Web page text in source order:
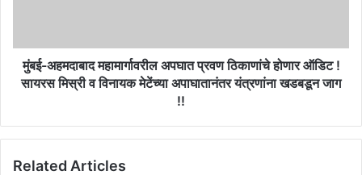
!
सायरस
मिस्री
मेटेंच्या
यंत्रणांना
मुंबई-अहमदाबाद महामार्गावरील अपघात प्रवण ठिकाणांचे होणार ऑडिट !
सायरस मिस्री व विनायक मेटेंच्या अपाघातानंतर यंत्रणांना खडबडून जाग
!!
Related Articles